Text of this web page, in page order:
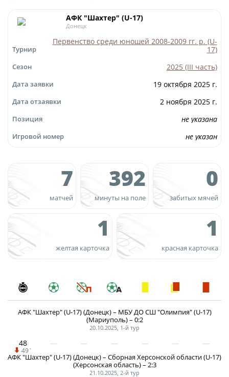
Дисквалификации
Новости
Кубок Объединенного Чемпионата по
Статистика
Команды
Дисквалификации
Новости
футболу "Содружество" среди юношей
2009-2010 годов рождения (U-17)
Турнирная таблица
Юрист
Отдел информационных технологий
Инспекторско-судейский комитет
Контрольно-дисциплинарный комитет
Учредительные документы
АФК "Шахтер" (U-17)
Донецк
Турнир
Первенство среди юношей 2008-2009 гг. р. (U-
17)
Сезон 2025 (III часть)
Дата заявки 19 октября 2025 г.
Дата отзаявки 2 ноября 2025 г.
Позиция не указана
Игровой номер не указан
матчей
7
минуты на поле
392
забитых мячей
0
желтая карточка
1
красная карточка
1
АФК "Шахтер" (U-17) (Донецк) – МБУ ДО СШ "Олимпия" (U-17)
(Мариуполь) – 0:2
20.10.2025, 1-й тур
48
49`
АФК "Шахтер" (U-17) (Донецк) – Сборная Херсонской области (U-17)
(Херсонская область) – 2:3
21.10.2025, 2-й тур